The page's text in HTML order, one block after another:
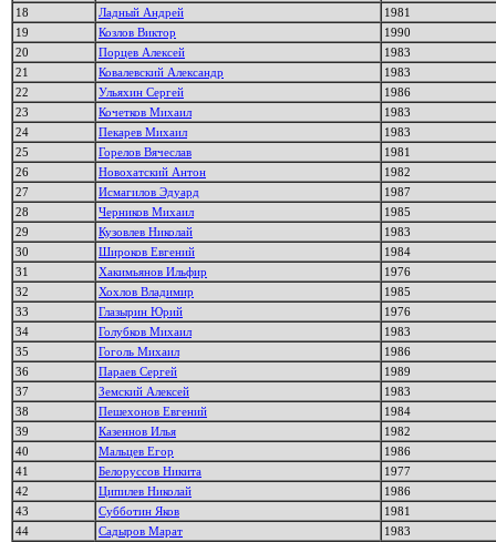
18
Ладный Андрей
1981
19
Козлов Виктор
1990
20
Порцев Алексей
1983
21
Ковалевский Александр
1983
22
Ульяхин Сергей
1986
23
Кочетков Михаил
1983
24
Пекарев Михаил
1983
25
Горелов Вячеслав
1981
26
Новохатский Антон
1982
27
Исмагилов Эдуард
1987
28
Черников Михаил
1985
29
Кузовлев Николай
1983
30
Широков Евгений
1984
31
Хакимьянов Ильфир
1976
32
Хохлов Владимир
1985
33
Глазырин Юрий
1976
34
Голубков Михаил
1983
35
Гоголь Михаил
1986
36
Параев Сергей
1989
37
Земский Алексей
1983
38
Пешехонов Евгений
1984
39
Казеннов Илья
1982
40
Мальцев Егор
1986
41
Белоруссов Никита
1977
42
Ципилев Николай
1986
43
Субботин Яков
1981
44
Садыров Марат
1983